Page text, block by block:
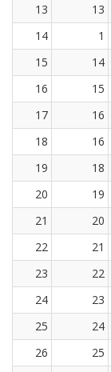
13
13
14
1
15
14
16
15
17
16
18
16
19
18
20
19
21
20
22
21
23
22
24
23
25
24
26
25